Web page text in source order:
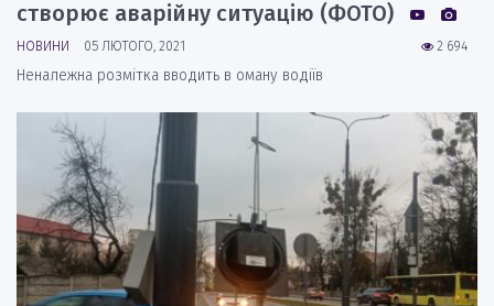
створює аварійну ситуацію (ФОТО)
2 694
НОВИНИ 05 ЛЮТОГО, 2021
Неналежна розмітка вводить в оману водіїв